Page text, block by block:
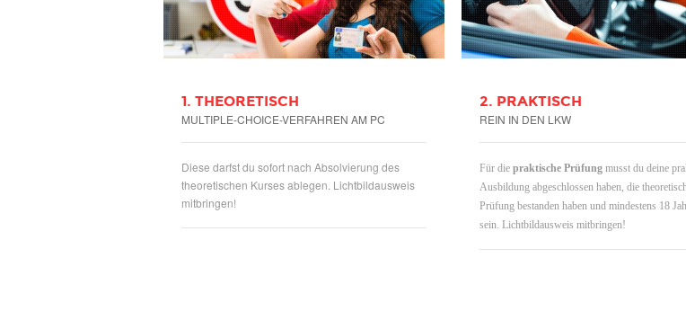
1. THEORETISCH
MULTIPLE-CHOICE-VERFAHREN AM PC
Diese darfst du sofort nach Absolvierung des
theoretischen Kurses ablegen. Lichtbildausweis
mitbringen!
2. PRAKTISCH
REIN IN DEN LKW
Für diepraktischePrüfung musst du deine
Ausbildung abgeschlossen haben, die
Prüfung bestanden haben und mindestens 18
sein. Lichtbildausweis mitbringen!